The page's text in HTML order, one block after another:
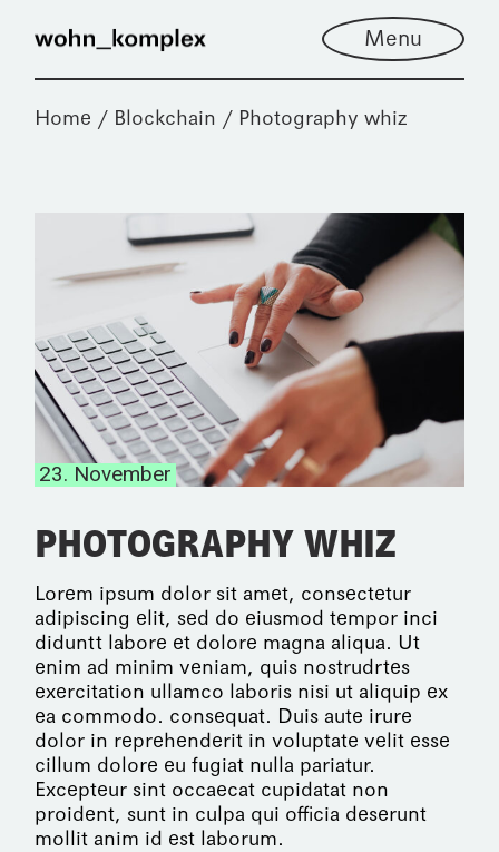
Menu
Home Blockchain Photography whiz
23. November
PHOTOGRAPHY WHIZ
Lorem ipsum dolor sit amet, consectetur
adipiscing elit, sed do eiusmod tempor inci
diduntt labore et dolore magna aliqua. Ut
enim ad minim veniam, quis nostrudrtes
exercitation ullamco laboris nisi ut aliquip ex
ea commodo. consequat. Duis aute irure
dolor in reprehenderit in voluptate velit esse
cillum dolore eu fugiat nulla pariatur.
Excepteur sint occaecat cupidatat non
proident, sunt in culpa qui officia deserunt
mollit anim id est laborum.